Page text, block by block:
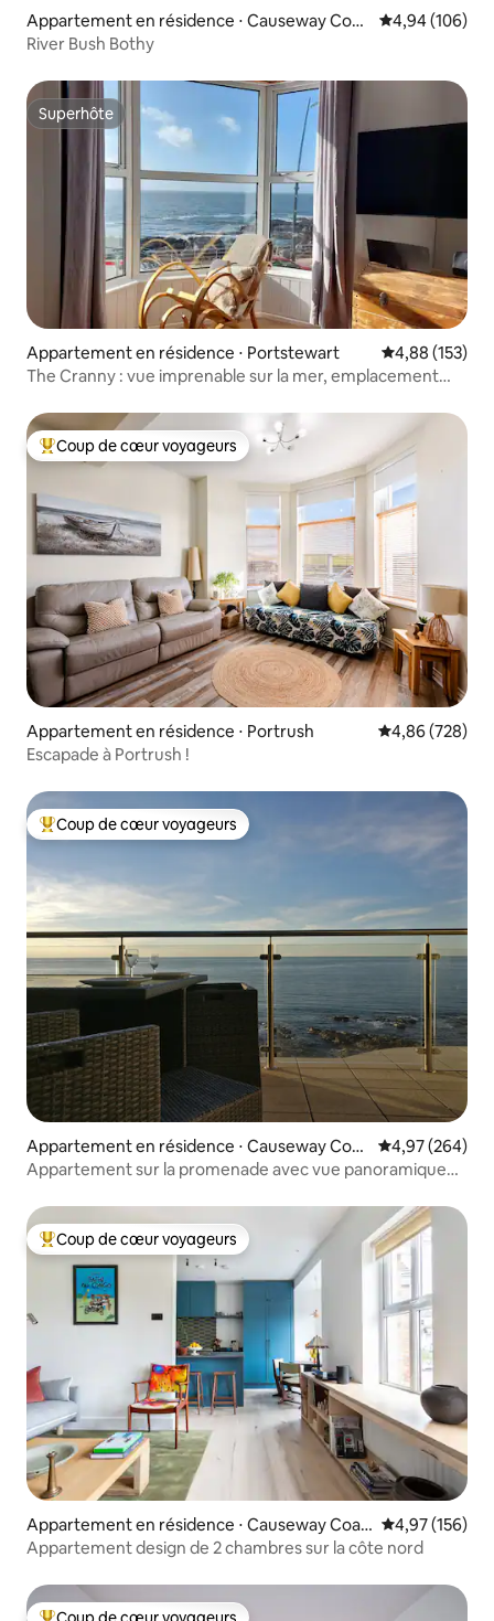
Appartement en résidence ⋅ Causeway Coas
t and Glens
Évaluation
4,94 (106)
River Bush Bothy
Superhôte
Superhôte
Appartement en résidence ⋅ Portstewart Évaluation
4,88 (153)
The Cranny : vue imprenable sur la mer, emplacement
Coups de cœur voyageurs les plus appréciés
Coup de cœur voyageurs
Appartement en résidence ⋅ Portrush Évaluation
4,86 (728)
Escapade à Portrush !
Coups de cœur voyageurs les plus appréciés
Coup de cœur voyageurs
Appartement en résidence ⋅ Causeway Coas
t and Glens
Évaluation
4,97 (264)
Appartement sur la promenade avec vue panoramique
Coups de cœur voyageurs les plus appréciés
Coup de cœur voyageurs
Appartement en résidence ⋅ Causeway Coas
t and Glens
Évaluation
4,97 (156)
Appartement design de 2 chambres sur la côte nord